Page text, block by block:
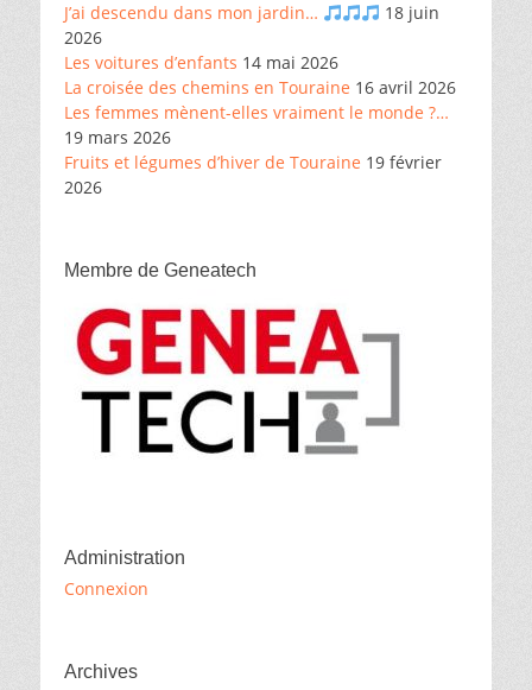
J’ai descendu dans mon jardin…
18 juin
2026
Les voitures d’enfants 14 mai 2026
La croisée des chemins en Touraine 16 avril 2026
Les femmes mènent-elles vraiment le monde ?…
19 mars 2026
Fruits et légumes d’hiver de Touraine 19 février
2026
Membre de Geneatech
Administration
Connexion
Archives